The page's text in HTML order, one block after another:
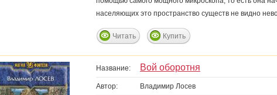
населяющих это пространство существ не видно
Читать Купить
Название: Вой оборотня
Автор: Владимир Лосев